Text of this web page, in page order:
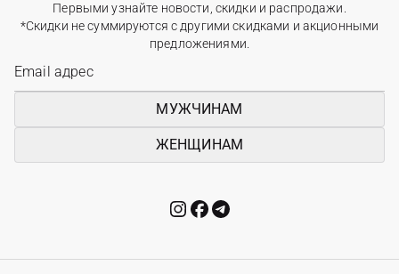
Первыми узнайте новости, скидки и распродажи.
*Скидки не суммируются с другими скидками и акционными
предложениями.
МУЖЧИНАМ
ЖЕНЩИНАМ